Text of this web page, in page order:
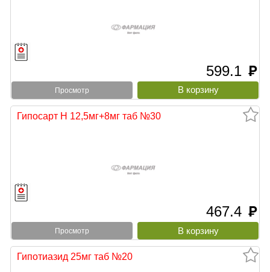
599.1 руб
Просмотр
Гипосарт Н 12,5мг+8мг таб №30
467.4 руб
Просмотр
Гипотиазид 25мг таб №20